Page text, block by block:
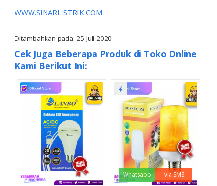
WWW.SINARLISTRIK.COM
Ditambahkan pada: 25 Juli 2020
Cek Juga Beberapa Produk di Toko Online
Kami Berikut Ini:
Whatsapp via SMS